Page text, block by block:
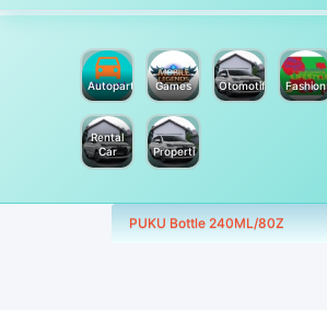
Autoparts Games Otomotif Fashion
Rental
Car
Properti
PUKU Bottle 240ML/80Z